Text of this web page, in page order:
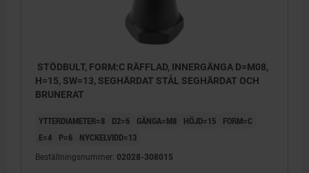
STÖDBULT, FORM:C RÄFFLAD, INNERGÄNGA D=M08,
H=15, SW=13, SEGHÄRDAT STÅL SEGHÄRDAT OCH
BRUNERAT
YTTERDIAMETER=8 D2=6 GÄNGA=M8 HÖJD=15
FORM=C
E=4
P=6 NYCKELVIDD=13
Beställningsnummer: 02028-308015